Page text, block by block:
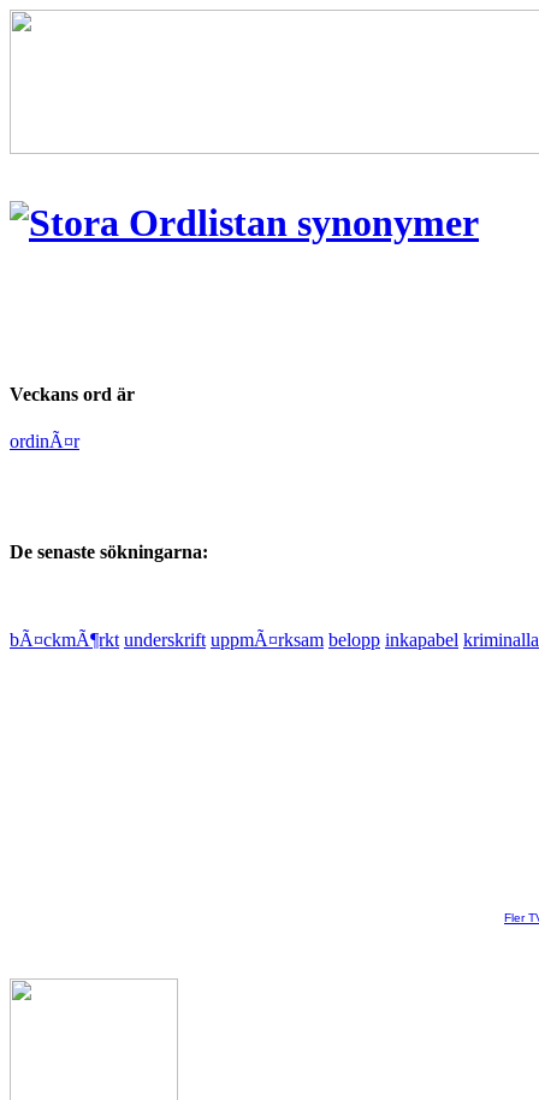
Veckans ord är
ordinÃ¤r
De senaste sökningarna:
bÃ¤ckmÃ¶rkt underskrift uppmÃ¤rksam belopp inkapabel
Fler